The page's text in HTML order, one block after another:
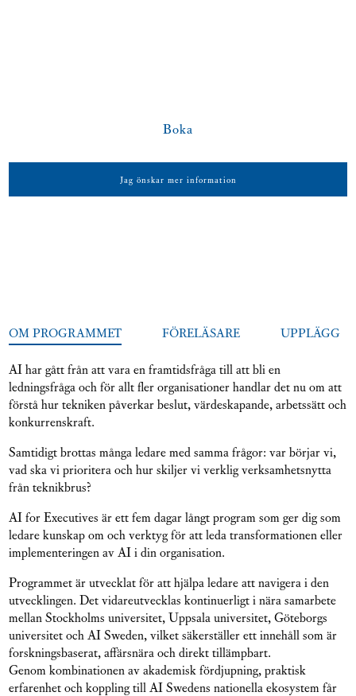
Boka
Jag önskar mer information
OM PROGRAMMET FÖRELÄSARE UPPLÄGG
AI har gått från att vara en framtidsfråga till att bli en
ledningsfråga och för allt fler organisationer handlar det nu om att
förstå hur tekniken påverkar beslut, värdeskapande, arbetssätt och
konkurrenskraft.
Samtidigt brottas många ledare med samma frågor: var börjar vi,
vad ska vi prioritera och hur skiljer vi verklig verksamhetsnytta
från teknikbrus?
AI for Executives är ett fem dagar långt program som ger dig som
ledare kunskap om och verktyg för att leda transformationen eller
implementeringen av AI i din organisation.
Programmet är utvecklat för att hjälpa ledare att navigera i den
utvecklingen. Det vidareutvecklas kontinuerligt i nära samarbete
mellan Stockholms universitet, Uppsala universitet, Göteborgs
universitet och AI Sweden, vilket säkerställer ett innehåll som är
forskningsbaserat, affärsnära och direkt tillämpbart.
Genom kombinationen av akademisk fördjupning, praktisk
erfarenhet och koppling till AI Swedens nationella ekosystem får